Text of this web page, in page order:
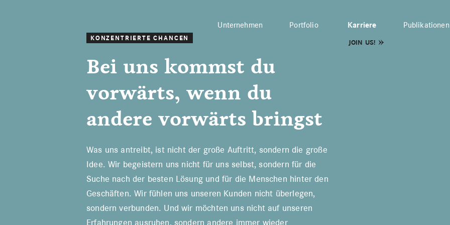
Unternehmen Portfolio
JOIN US!
Karriere Publikationen
ARBEITEN BEI INFRONT KARRIERE UND ENTWICKLUNG
KONZENTRIERTE CHANCEN
Bei uns kommst du
vorwärts, wenn du
andere vorwärts bringst
Was uns antreibt, ist nicht der große Auftritt, sondern die große
Idee. Wir begeistern uns nicht für uns selbst, sondern für die
Suche nach der besten Lösung und für die Menschen hinter den
Geschäften. Wir fühlen uns unseren Kunden nicht überlegen,
sondern verbunden. Und wir möchten uns nicht auf unseren
Erfahrungen ausruhen, sondern andere immer wieder